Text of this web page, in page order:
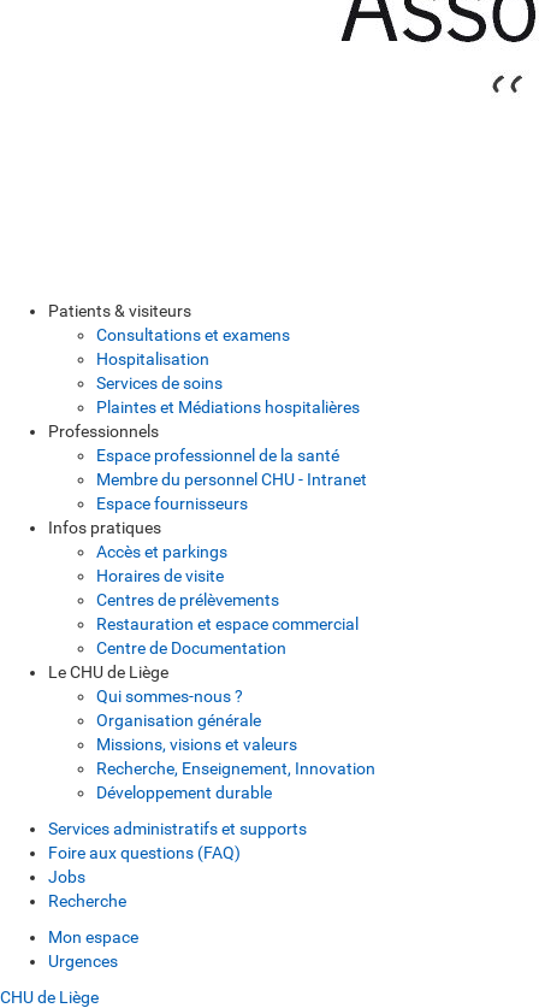
Patients & visiteurs
Consultations et examens
Hospitalisation
Services de soins
Plaintes et Médiations hospitalières
Professionnels
Espace professionnel de la santé
Membre du personnel CHU - Intranet
Espace fournisseurs
Infos pratiques
Accès et parkings
Horaires de visite
Centres de prélèvements
Restauration et espace commercial
Centre de Documentation
Le CHU de Liège
Qui sommes-nous ?
Organisation générale
Missions, visions et valeurs
Recherche, Enseignement, Innovation
Développement durable
Services administratifs et supports
Foire aux questions (FAQ)
Jobs
Recherche
Mon espace
Urgences
CHU de Liège